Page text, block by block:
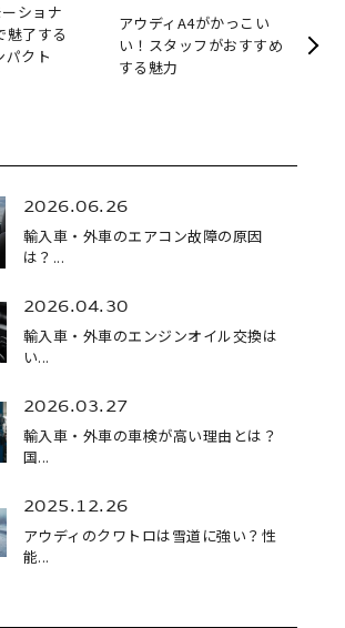
ショナ
魅了する
パクト
アウディA4がかっこい
い！スタッフがおすすめ
する魅力
2026.06.26
輸入車・外車のエアコン故障の原因
は？...
2026.04.30
輸入車・外車のエンジンオイル交換は
い...
2026.03.27
輸入車・外車の車検が高い理由とは？
国...
2025.12.26
アウディのクワトロは雪道に強い？性
能...